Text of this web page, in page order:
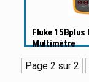
Fluke 15Bplus
Multimètre
Page 2 sur 2